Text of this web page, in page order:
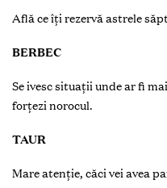
Află ce îți rezervă astrele
BERBEC
Se ivesc situații unde ar fi
forțezi norocul.
TAUR
Mare atenție, căci vei avea